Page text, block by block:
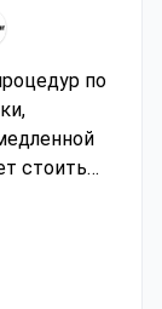
по
стоить
импланта
в